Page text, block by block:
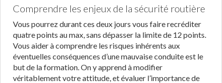
Comprendre les enjeux de la sécurité routière
Vous pourrez durant ces deux jours vous faire recréditer
quatre points au max, sans dépasser la limite de 12 points.
Vous aider à comprendre les risques inhérents aux
éventuelles conséquences d’une mauvaise conduite est le
but de la formation. On y apprend à modifier
véritablement votre attitude, et évaluer l’importance de